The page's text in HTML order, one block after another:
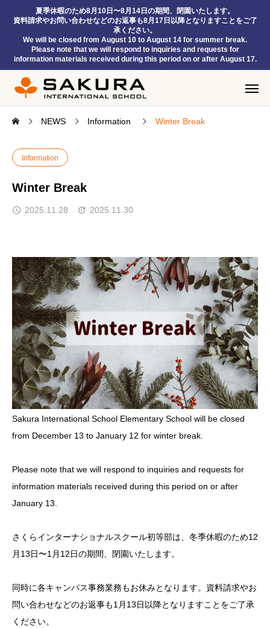
夏季休暇のため8月10日〜8月14日の期間、閉園いたします。
資料請求やお問い合わせなどのお返事も8月17日以降となりますことをご了
承ください。
We will be closed from August 10 to August 14 for summer break.
Please note that we will respond to inquiries and requests for
information materials received during this period on or after August 17.
NEWS Information Winter Break
Information
Winter Break
2025.11.28 2025.11.30
Sakura International School Elementary School will be closed
from December 13 to January 12 for winter break.
Please note that we will respond to inquiries and requests for
information materials received during this period on or after
January 13.
さくらインターナショナルスクール初等部は、冬季休暇のため12
月13日〜1月12日の期間、閉園いたします。
同時に各キャンパス事務業務もお休みとなります。資料請求やお
問い合わせなどのお返事も1月13日以降となりますことをご了承
ください。